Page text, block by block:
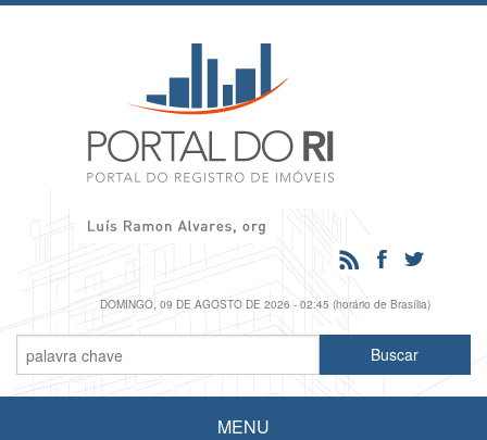
DOMINGO, 09 DE AGOSTO DE 2026 - 02:45 (horário de Brasília)
MENU